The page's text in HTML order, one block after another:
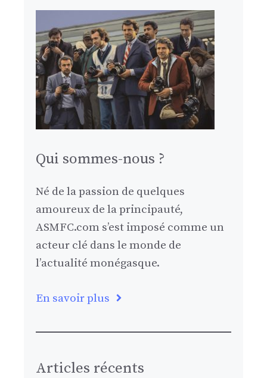
Qui sommes-nous ?
Né de la passion de quelques
amoureux de la principauté,
ASMFC.com s’est imposé comme un
acteur clé dans le monde de
l’actualité monégasque.
En savoir plus
Articles récents